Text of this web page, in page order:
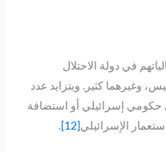
في دولة الاحتلال
وغيرهما كثير. ويتزايد عدد
حكومي إسرائيلي أو استضافة
الإسرائيلي[12]
.